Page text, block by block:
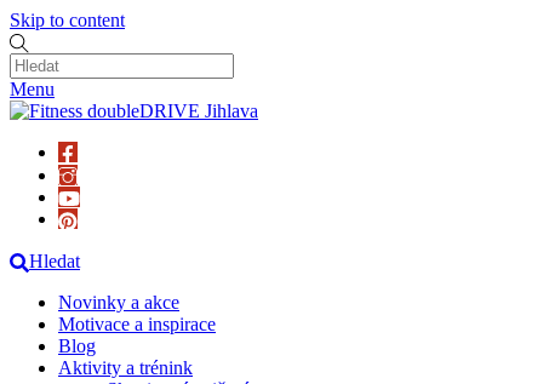
Skip to content
Menu
Hledat
Novinky a akce
Motivace a inspirace
Blog
Aktivity a trénink